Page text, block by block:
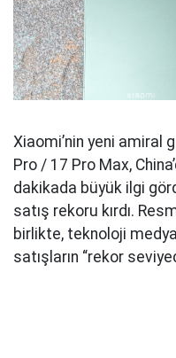
Xiaomi’nin yeni amiral
Pro / 17 Pro Max,
dakikada büyük ilgi
satış rekoru kırdı.
birlikte, teknoloji
satışların “rekor